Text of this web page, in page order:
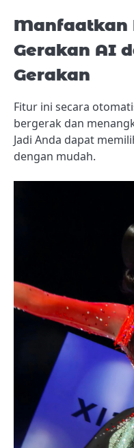
Manfaatkan
Gerakan AI
Gerakan
Fitur ini secara
bergerak dan
Jadi Anda dapat
dengan mudah.